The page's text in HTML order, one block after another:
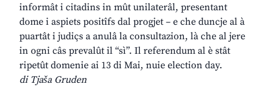
informât i citadins in mût unilaterâl, presentant
dome i aspiets positîfs dal progjet – e che duncje al à
puartât i judiçs a anulâ la consultazion, là che al jere
in ogni câs prevalût il “sì”. Il referendum al è stât
ripetût domenie ai 13 di Mai, nuie election day.
di Tjaša Gruden